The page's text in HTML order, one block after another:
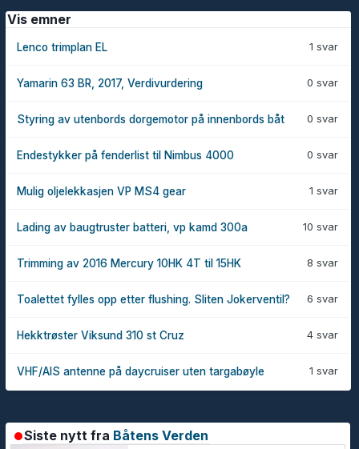
Vis emner
1 svar
Lenco trimplan EL
0 svar
Yamarin 63 BR, 2017, Verdivurdering
0 svar
Styring av utenbords dorgemotor på innenbords båt
0 svar
Endestykker på fenderlist til Nimbus 4000
1 svar
Mulig oljelekkasjen VP MS4 gear
10 svar
Lading av baugtruster batteri, vp kamd 300a
8 svar
Trimming av 2016 Mercury 10HK 4T til 15HK
6 svar
Toalettet fylles opp etter flushing. Sliten Jokerventil?
4 svar
Hekktrøster Viksund 310 st Cruz
1 svar
VHF/AIS antenne på daycruiser uten targabøyle
Siste nytt fra Båtens Verden